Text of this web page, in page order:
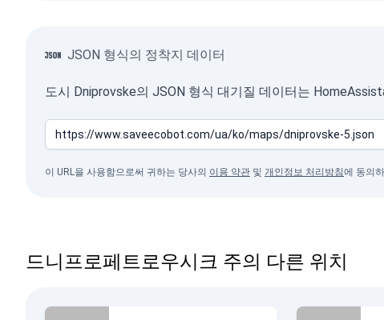
JSON 형식의 정착지 데이터
도시 Dniprovske의 JSON 형식 대기질 데이터는
이 URL을 사용함으로써 귀하는 당사의 이용 약관 및 개인정보 처리방침에 동의
드니프로페트로우시크 주의 다른 위치